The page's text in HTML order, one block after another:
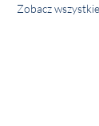
Zobacz wszystkie